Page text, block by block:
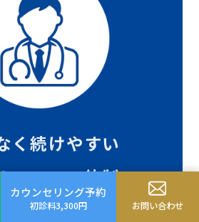
く続けやすい
フォロー体制
カウンセリング予約
初診料3,300円 お問い合わせ